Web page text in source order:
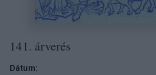
141. árverés
Dátum